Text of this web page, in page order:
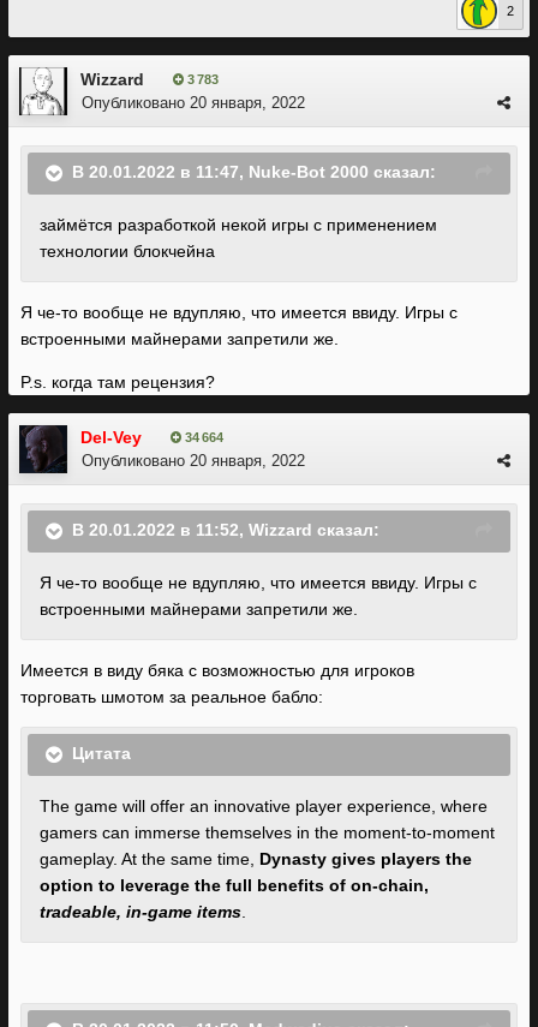
2
Wizzard 3 783
Опубликовано 20 января, 2022
В 20.01.2022 в 11:47, Nuke-Bot 2000 сказал:
займётся разработкой некой игры с применением
технологии блокчейна
Я че-то вообще не вдупляю, что имеется ввиду. Игры с
встроенными майнерами запретили же.
P.s. когда там рецензия?
Del-Vey 34 664
Опубликовано 20 января, 2022
В 20.01.2022 в 11:52, Wizzard сказал:
Я че-то вообще не вдупляю, что имеется ввиду. Игры с
встроенными майнерами запретили же.
Имеется в виду бяка с возможностью для игроков
торговать шмотом за реальное бабло:
Цитата
The game will offer an innovative player experience, where
gamers can immerse themselves in the moment-to-moment
gameplay. At the same time, Dynasty gives players the
option to leverage the full benefits of on-chain,
tradeable, in-game items